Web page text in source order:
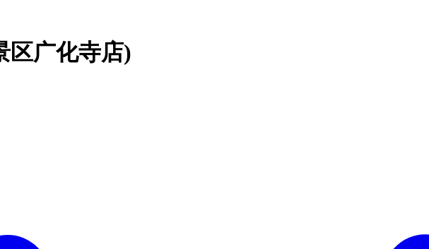
区广化寺店)